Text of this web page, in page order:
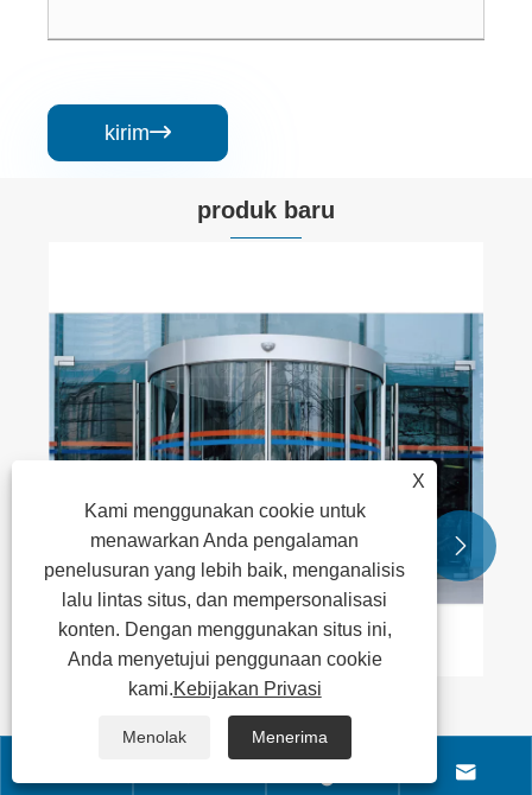
kirim
produk baru
Pintu Tumpang Tindih Tautan Ganda
Lihat Lebih Banyak >>


X
Kami menggunakan cookie untuk
menawarkan Anda pengalaman
penelusuran yang lebih baik, menganalisis
lalu lintas situs, dan mempersonalisasi
konten. Dengan menggunakan situs ini,
Anda menyetujui penggunaan cookie
kami.Kebijakan Privasi
Menolak Menerima